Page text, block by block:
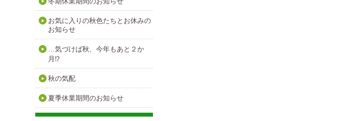
お気に入りの秋色たちとお休みの
お知らせ
…気づけば秋、今年もあと２か
月⁉
秋の気配
夏季休業期間のお知らせ